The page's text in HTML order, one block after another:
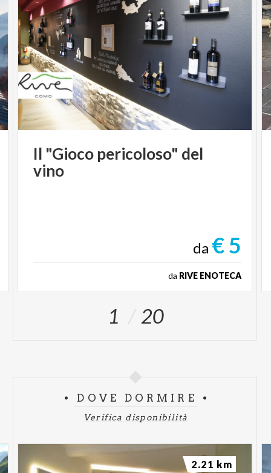
Il "Gioco pericoloso" del
vino
da € 5
da RIVE ENOTECA
1 20
DOVE DORMIRE
Verifica disponibilità
2.21 km